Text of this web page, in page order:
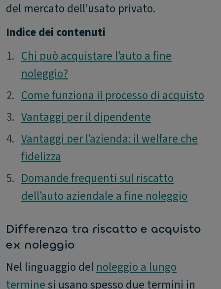
del mercato dell’usato privato.
Indice dei contenuti
1.
1. Chi può acquistare l’auto a fine
noleggio?
2.
2. Come funziona il processo di acquisto
3.
3. Vantaggi per il dipendente
4.
4. Vantaggi per l’azienda: il welfare che
fidelizza
5.
5. Domande frequenti sul riscatto
dell’auto aziendale a fine noleggio
Differenza tra riscatto e acquisto
ex noleggio
Nel linguaggio del noleggio a lungo
terminesi usano spesso due termini in